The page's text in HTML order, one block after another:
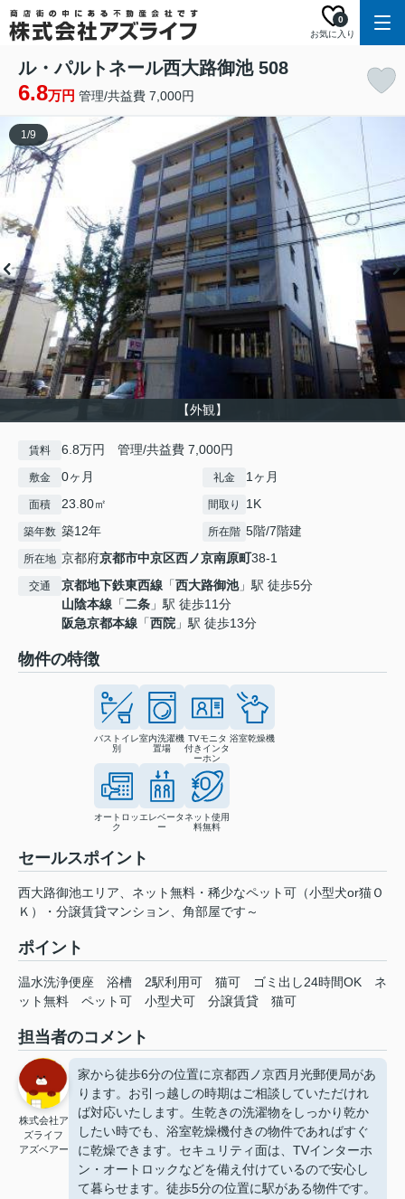
お気に入り
0
ル・パルトネール西大路御池 508
6.8万円 管理/共益費 7,000円
【外観】
1/9
賃料 6.8万円 管理/共益費 7,000円
敷金 0ヶ月 礼金 1ヶ月
面積 23.80㎡ 間取り 1K
築年数 築12年 所在階 5階/7階建
所在地 京都府京都市中京区西ノ京南原町38-1
交通 京都地下鉄東西線 「西大路御池」駅 徒歩5分
山陰本線 「二条 」駅 徒歩11分
阪急京都本線 「西院 」駅 徒歩13分
物件の特徴
バストイレ
別
室内洗濯機
置場
TVモニタ
付きインタ
ーホン
浴室乾燥機
オートロッ
ク
エレベータ
ー
ネット使用
料無料
セールスポイント
西大路御池エリア、ネット無料・稀少なペット可（小型犬or猫Ｏ
Ｋ）・分譲賃貸マンション、角部屋です～
ポイント
温水洗浄便座 浴槽 2駅利用可 猫可 ゴミ出し24時間OK
ネ
ット無料
ペット可 小型犬可 分譲賃貸 猫可
担当者のコメント
株式会社ア
ズライフ
アズベアー
家から徒歩6分の位置に京都西ノ京西月光郵便局があ
ります。お引っ越しの時期はご相談していただけれ
ば対応いたします。生乾きの洗濯物をしっかり乾か
したい時でも、浴室乾燥機付きの物件であればすぐ
に乾燥できます。セキュリティ面は、TVインターホ
ン・オートロックなどを備え付けているので安心し
て暮らせます。徒歩5分の位置に駅がある物件です。